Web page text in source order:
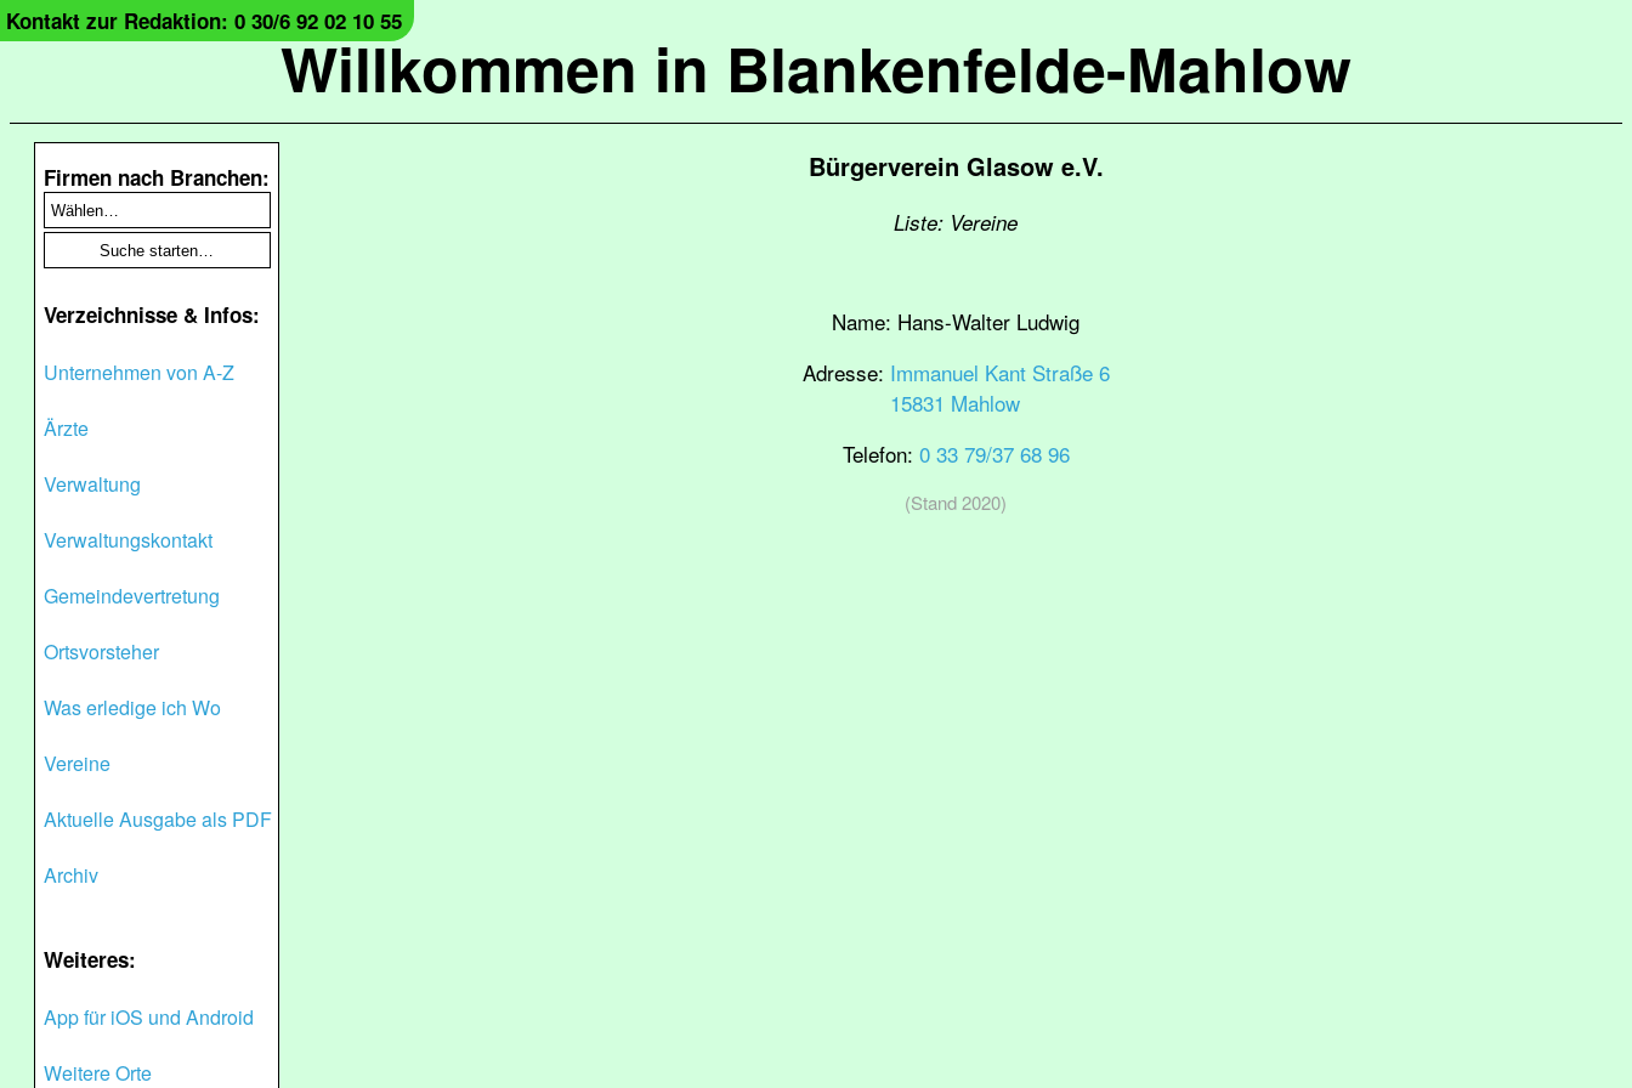
Willkommen in Blankenfelde-Mahlow
Kontakt zur Redaktion: 0 30/6 92 02 10 55
Firmen nach Branchen:
Verzeichnisse & Infos:
Unternehmen von A-Z
Ärzte
Verwaltung
Verwaltungskontakt
Gemeindevertretung
Ortsvorsteher
Was erledige ich Wo
Vereine
Aktuelle Ausgabe als PDF
Archiv
Weiteres:
App für iOS und Android
Weitere Orte
Bürgerverein Glasow e.V.
Liste: Vereine
Name: Hans-Walter Ludwig
Adresse: Immanuel Kant Straße 6
15831 Mahlow
Telefon: 0 33 79/37 68 96
(Stand 2020)